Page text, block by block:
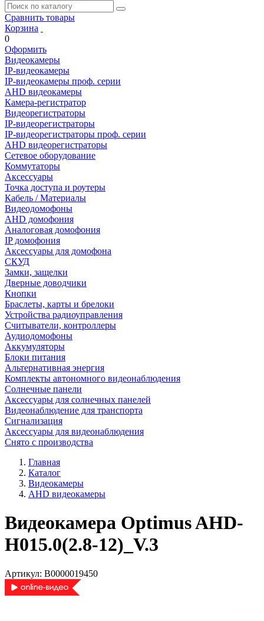
Сравнить товары
Корзина
0
Оформить
Видеокамеры
IP-видеокамеры
IP-видеокамеры проф. серии
AHD видеокамеры
Камера-регистратор
Видеорегистраторы
IP-видеорегистраторы
IP-видеорегистраторы проф. серии
AHD видеорегистраторы
Сетевое оборудование
Коммутаторы
Аксессуары
Точка доступа и роутеры
Кабель / Материалы
Видеодомофоны
AHD домофония
Аналоговая домофония
IP домофония
Аксессуары для домофона
СКУД
Замки, защелки
Дверные доводчики
Кнопки
Браслеты, карты и брелоки
Устройства радиоуправления
Считыватели, контроллеры
Аудиодомофоны
Аккумуляторы
Блоки питания
Альтернативная энергия
Комплекты автономного видеонаблюдения
Солнечные панели
Аксессуары для солнечных панелей
Видеонаблюдение для транспорта
Сигнализация
Аксессуары для видеонаблюдения
Снято с производства
Главная
Каталог
Видеокамеры
AHD видеокамеры
Видеокамера Optimus AHD-
H015.0(2.8-12)_V.3
Артикул: В0000019450